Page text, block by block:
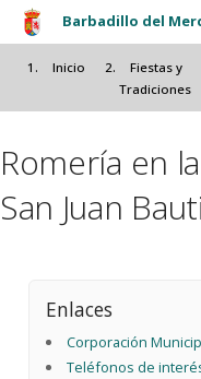
Pasar al
Barbadillo del
Inicio
Fiestas y
Tradiciones
Romería en
San Juan
Enlaces
Corporación
Teléfonos de